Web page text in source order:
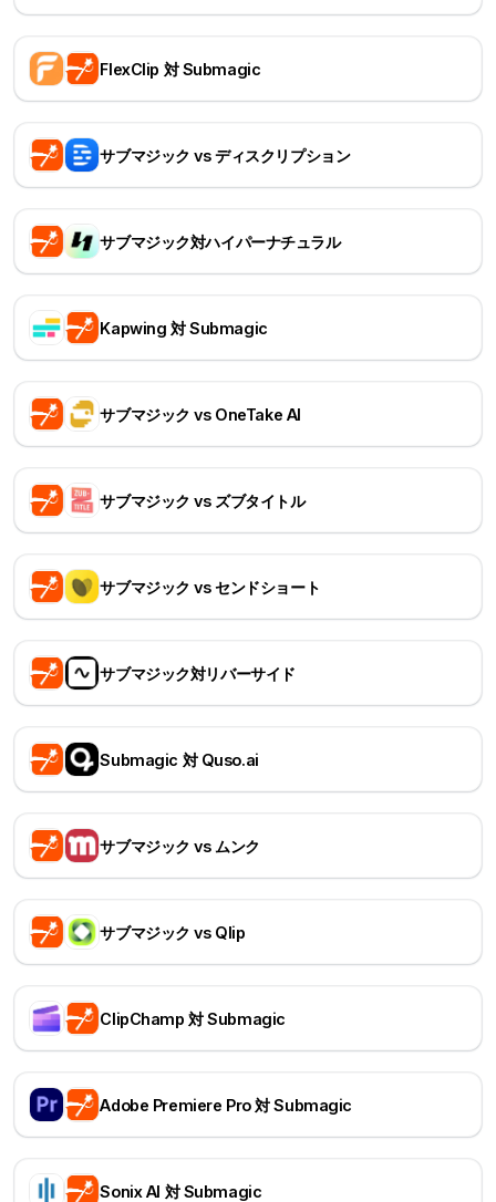
FlexClip 対 Submagic
サブマジック vs ディスクリプション
サブマジック対ハイパーナチュラル
Kapwing 対 Submagic
サブマジック vs OneTake AI
サブマジック vs ズブタイトル
サブマジック vs センドショート
サブマジック対リバーサイド
Submagic 対 Quso.ai
サブマジック vs ムンク
サブマジック vs Qlip
ClipChamp 対 Submagic
Adobe Premiere Pro 対 Submagic
Sonix AI 対 Submagic